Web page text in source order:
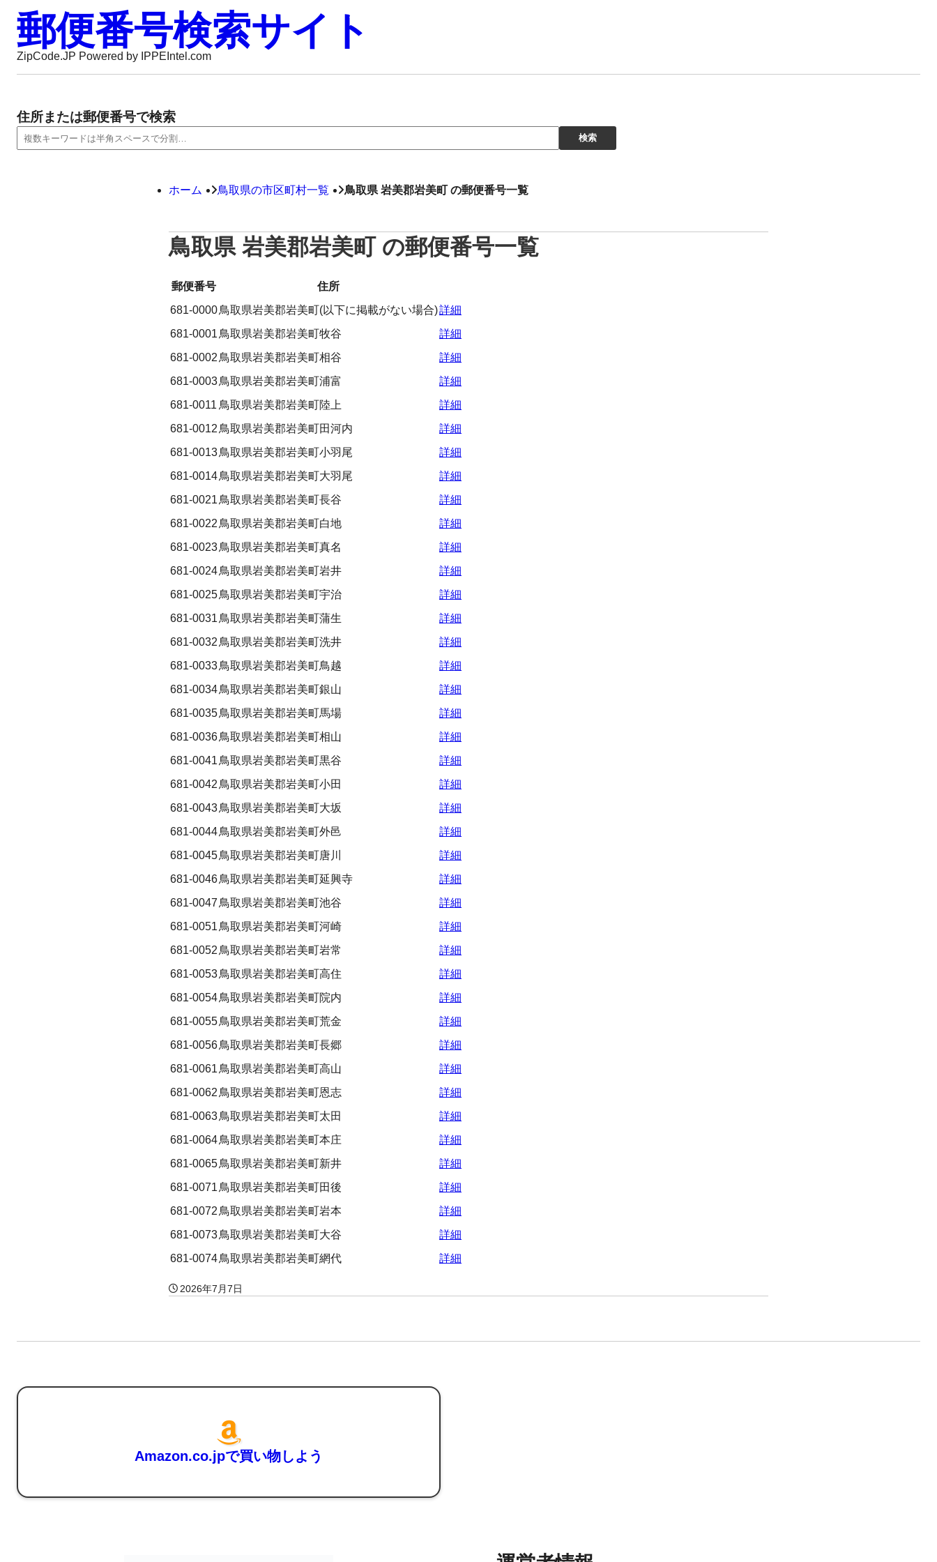
郵便番号検索サイト
ZipCode.JP Powered by IPPEIntel.com
住所または郵便番号で検索
ホーム 鳥取県の市区町村一覧 鳥取県 岩美郡岩美町 の郵便番号一覧
鳥取県 岩美郡岩美町 の郵便番号一覧
郵便番号
住所
681-0000鳥取県岩美郡岩美町(以下に掲載がない場合)詳細
681-0001 鳥取県岩美郡岩美町牧谷
詳細
681-0002 鳥取県岩美郡岩美町相谷
詳細
681-0003鳥取県岩美郡岩美町浦富
詳細
681-0011 鳥取県岩美郡岩美町陸上
詳細
681-0012 鳥取県岩美郡岩美町田河内
詳細
681-0013鳥取県岩美郡岩美町小羽尾
詳細
681-0014鳥取県岩美郡岩美町大羽尾
詳細
681-0021 鳥取県岩美郡岩美町長谷
詳細
681-0022 鳥取県岩美郡岩美町白地
詳細
681-0023鳥取県岩美郡岩美町真名
詳細
681-0024鳥取県岩美郡岩美町岩井
詳細
681-0025鳥取県岩美郡岩美町宇治
詳細
681-0031 鳥取県岩美郡岩美町蒲生
詳細
681-0032 鳥取県岩美郡岩美町洗井
詳細
681-0033鳥取県岩美郡岩美町鳥越
詳細
681-0034鳥取県岩美郡岩美町銀山
詳細
681-0035鳥取県岩美郡岩美町馬場
詳細
681-0036鳥取県岩美郡岩美町相山
詳細
681-0041 鳥取県岩美郡岩美町黒谷
詳細
681-0042 鳥取県岩美郡岩美町小田
詳細
681-0043鳥取県岩美郡岩美町大坂
詳細
681-0044鳥取県岩美郡岩美町外邑
詳細
681-0045鳥取県岩美郡岩美町唐川
詳細
681-0046鳥取県岩美郡岩美町延興寺
詳細
681-0047 鳥取県岩美郡岩美町池谷
詳細
681-0051 鳥取県岩美郡岩美町河崎
詳細
681-0052 鳥取県岩美郡岩美町岩常
詳細
681-0053鳥取県岩美郡岩美町高住
詳細
681-0054鳥取県岩美郡岩美町院内
詳細
681-0055鳥取県岩美郡岩美町荒金
詳細
681-0056鳥取県岩美郡岩美町長郷
詳細
681-0061 鳥取県岩美郡岩美町高山
詳細
681-0062 鳥取県岩美郡岩美町恩志
詳細
681-0063鳥取県岩美郡岩美町太田
詳細
681-0064鳥取県岩美郡岩美町本庄
詳細
681-0065鳥取県岩美郡岩美町新井
詳細
681-0071 鳥取県岩美郡岩美町田後
詳細
681-0072 鳥取県岩美郡岩美町岩本
詳細
681-0073鳥取県岩美郡岩美町大谷
詳細
681-0074鳥取県岩美郡岩美町網代 詳細
2026年7月7日
Amazon.co.jpで買い物しよう